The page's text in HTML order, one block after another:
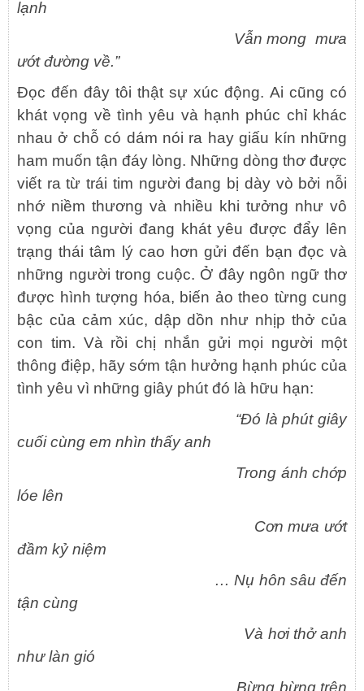
lạnh
Vẫn mong mưa
ướt đường về.”
Đọc đến đây tôi thật sự xúc động. Ai cũng có
khát vọng về tình yêu và hạnh phúc chỉ khác
nhau ở chỗ có dám nói ra hay giấu kín những
ham muốn tận đáy lòng. Những dòng thơ được
viết ra từ trái tim người đang bị dày vò bởi nỗi
nhớ niềm thương và nhiều khi tưởng như vô
vọng của người đang khát yêu được đẩy lên
trạng thái tâm lý cao hơn gửi đến bạn đọc và
những người trong cuộc. Ở đây ngôn ngữ thơ
được hình tượng hóa, biến ảo theo từng cung
bậc của cảm xúc, dập dồn như nhịp thở của
con tim. Và rồi chị nhắn gửi mọi người một
thông điệp, hãy sớm tận hưởng hạnh phúc của
tình yêu vì những giây phút đó là hữu hạn:
“Đó là phút giây
cuối cùng em nhìn thấy anh
Trong ánh chớp
lóe lên
Cơn mưa ướt
đầm kỷ niệm
… Nụ hôn sâu đến
tận cùng
Và hơi thở anh
như làn gió